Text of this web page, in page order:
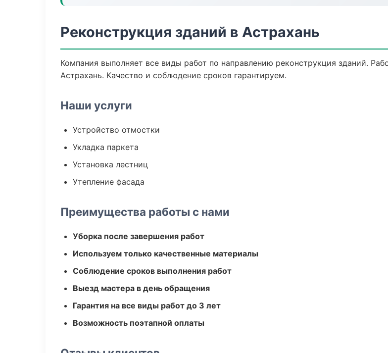
Реконструкция зданий в Астрахань
Компания выполняет все виды работ по направлению реконструкция зданий.
Астрахань. Качество и соблюдение сроков гарантируем.
Наши услуги
Устройство отмостки
Укладка паркета
Установка лестниц
Утепление фасада
Преимущества работы с нами
Уборка после завершения работ
Используем только качественные материалы
Соблюдение сроков выполнения работ
Выезд мастера в день обращения
Гарантия на все виды работ до 3 лет
Возможность поэтапной оплаты